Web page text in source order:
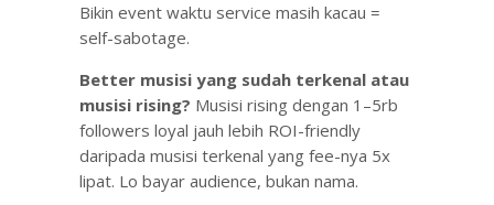
Bikin event waktu service masih kacau =
self-sabotage.
Better musisi yang sudah terkenal atau
musisi rising? Musisi rising dengan 1–5rb
followers loyal jauh lebih ROI-friendly
daripada musisi terkenal yang fee-nya 5x
lipat. Lo bayar audience, bukan nama.